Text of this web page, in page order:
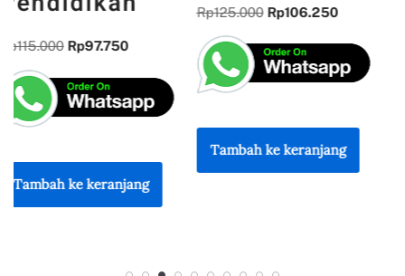
Rp125.000 Rp106.250
Tambah ke keranjang